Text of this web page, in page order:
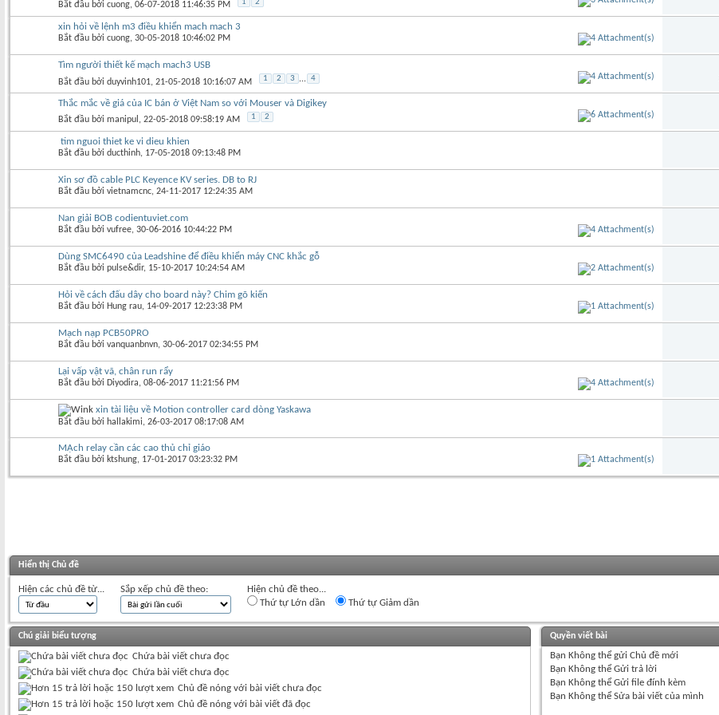
Bắt đầu bởi cuong‎, 06-07-2018 11:46:35 PM 1 2
xin hỏi về lệnh m3 điều khiển mach mach 3
Bắt đầu bởi cuong‎, 30-05-2018 10:46:02 PM
Tìm người thiết kế mạch mach3 USB
Bắt đầu bởi duyvinh101‎, 21-05-2018 10:16:07 AM 1 2 3 ... 4
Thắc mắc về giá của IC bán ở Việt Nam so với Mouser và Digikey
Bắt đầu bởi manipul ‎, 22-05-2018 09:58:19 AM 1 2
tim nguoi thiet ke vi dieu khien
Bắt đầu bởi ducthinh‎, 17-05-2018 09:13:48 PM
Xin sơ đồ cable PLC Keyence KV series. DB to RJ
Bắt đầu bởi vietnamcnc‎, 24-11-2017 12:24:35 AM
Nan giải BOB codientuviet.com
Bắt đầu bởi vufree‎, 30-06-2016 10:44:22 PM
Dùng SMC6490 của Leadshine để điều khiển máy CNC khắc gỗ
Bắt đầu bởi pulse&dir‎, 15-10-2017 10:24:54 AM
Hỏi về cách đấu dây cho board này? Chim gõ kiến
Bắt đầu bởi Hung rau‎, 14-09-2017 12:23:38 PM
Mạch nạp PCB50PRO
Bắt đầu bởi vanquanbnvn‎, 30-06-2017 02:34:55 PM
Lại vấp vật vã, chân run rẩy
Bắt đầu bởi Diyodira‎, 08-06-2017 11:21:56 PM
xin tài liệu về Motion controller card dòng Yaskawa
Bắt đầu bởi hallakimi‎, 26-03-2017 08:17:08 AM
MẠch relay cần các cao thủ chỉ giáo
Bắt đầu bởi ktshung‎, 17-01-2017 03:23:32 PM
Hiển thị Chủ đề
Hiện các chủ đề từ... Sắp xếp chủ đề theo:
Hiện chủ đề theo...
Thứ tự Lớn dần
Thứ tự Giảm dần
Chú giải biểu tượng
Chứa bài viết chưa đọc
Chứa bài viết chưa đọc
Chủ đề nóng với bài viết chưa đọc
Chủ đề nóng với bài viết đã đọc
Quyền viết bài
Bạn Không thểgửi Chủ đề mới
Bạn Không thểGửi trả lời
Bạn Không thểGửi file đính kèm
Bạn Không thểSửa bài viết của mình